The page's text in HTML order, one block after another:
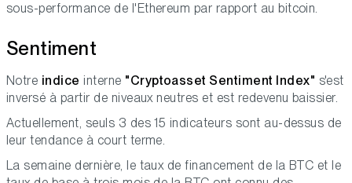
sous-performance de l'Ethereum par rapport au bitcoin.
Sentiment
Notre indice interne "Cryptoasset Sentiment Index" s'est
inversé à partir de niveaux neutres et est redevenu baissier.
Actuellement, seuls 3 des 15 indicateurs sont au-dessus de
leur tendance à court terme.
La semaine dernière, le taux de financement de la BTC et le